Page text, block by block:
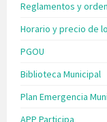
Reglamentos y
Horario y precio de
PGOU
Biblioteca Municipal
Plan Emergencia
APP Participa